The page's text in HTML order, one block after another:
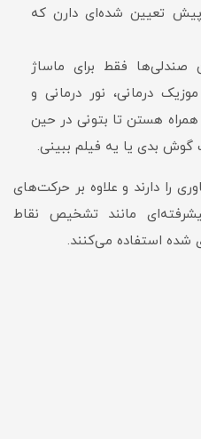
پیش تعیین شده‌ای دارن که
صندلی‌ها فقط برای ماساژ
درمانی، نور درمانی و
هستن تا بتونی در حین
گوش بدی یا یه فیلم ببینی.
را دارند و علاوه بر حرکت‌های
مانند تشخیص نقاط
استفاده می‌کنند.